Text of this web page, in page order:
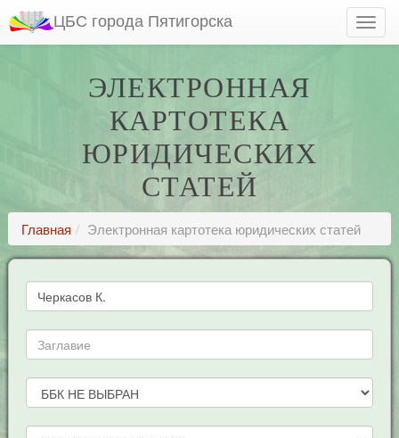
ЦБС города Пятигорска
ЭЛЕКТРОННАЯ
КАРТОТЕКА
ЮРИДИЧЕСКИХ
СТАТЕЙ
Главная Электронная картотека юридических статей